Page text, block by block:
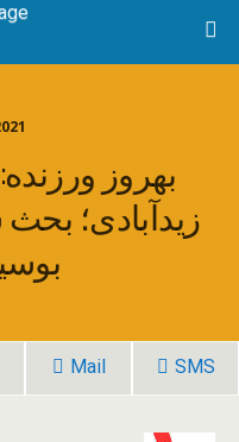
بهروز
زیدآبادی؛
Mail SMS